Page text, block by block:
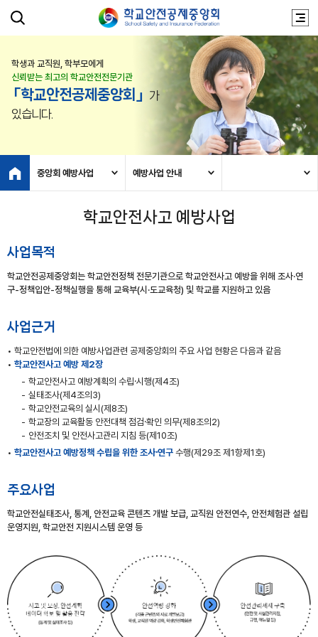
학생과 교직원, 학부모에게
신뢰받는 최고의 학교안전전문기관
「학교안전공제중앙회」
가
있습니다.
중앙회 예방사업 예방사업 안내
학교안전사고 예방사업
사업목적
학교안전공제중앙회는 학교안전정책 전문기관으로 학교안전사고 예방을 위해 조사·연
구-정책입안-정책실행을 통해 교육부(시·도교육청) 및 학교를 지원하고 있음
사업근거
학교안전법에 의한 예방사업관련 공제중앙회의 주요 사업 현황은 다음과 같음
학교안전사고 예방 제2장
학교안전사고 예방계획의 수립⸱시행(제4조)
실태조사(제4조의3)
학교안전교육의 실시(제8조)
학교장의 교육활동 안전대책 점검⸱확인 의무(제8조의2)
안전조치 및 안전사고관리 지침 등(제10조)
학교안전사고 예방정책 수립을 위한 조사⸱연구 수행(제29조 제1항제1호)
주요사업
학교안전실태조사, 통계, 안전교육 콘텐츠 개발 보급, 교직원 안전연수, 안전체험관 설립
운영지원, 학교안전 지원시스템 운영 등